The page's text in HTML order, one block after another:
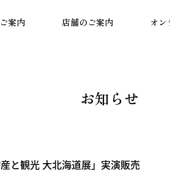
案内 店舗のご案内 オ
お知らせ
と観光 大北海道展」実演販売